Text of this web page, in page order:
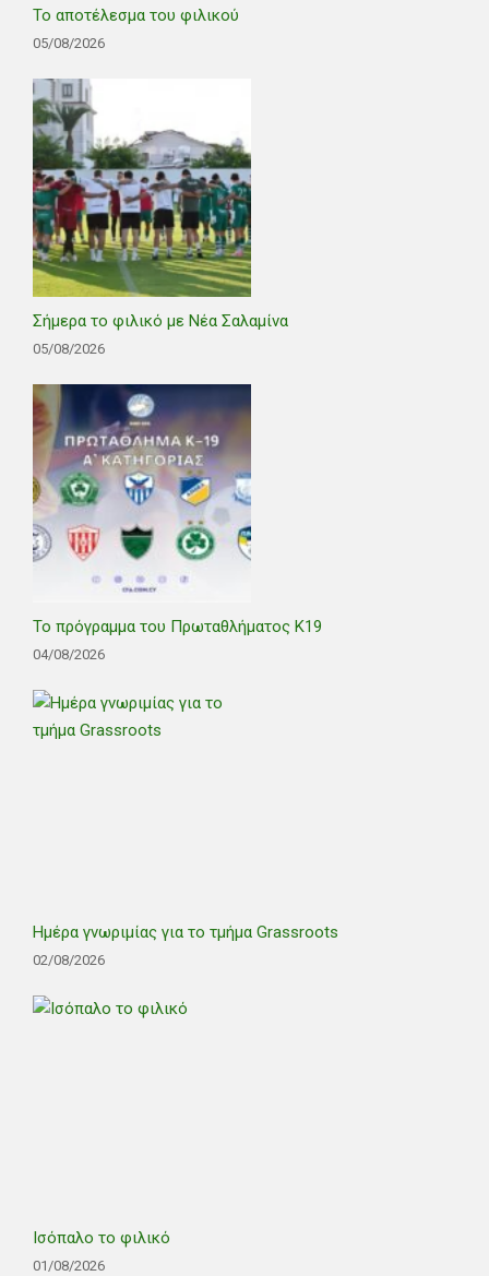
Το αποτέλεσμα του φιλικού
05/08/2026
Σήμερα το φιλικό με Νέα Σαλαμίνα
05/08/2026
Το πρόγραμμα του Πρωταθλήματος Κ19
04/08/2026
Ημέρα γνωριμίας για το τμήμα Grassroots
02/08/2026
Ισόπαλο το φιλικό
01/08/2026